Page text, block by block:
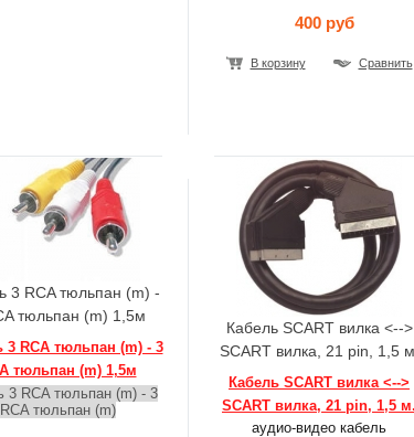
400 руб
В корзину Сравнить
3 RCA тюльпан (m) -
тюльпан (m) 1,5м
3 RCA тюльпан (m) - 3
тюльпан (m) 1,5м
3 RCA тюльпан (m) - 3
RCA тюльпан (m)
Кабель SCART вилка <-->
SCART вилка, 21 pin, 1,5 м.
Кабель SCART вилка <-->
SCART вилка, 21 pin, 1,5 м.
аудио-видео кабель